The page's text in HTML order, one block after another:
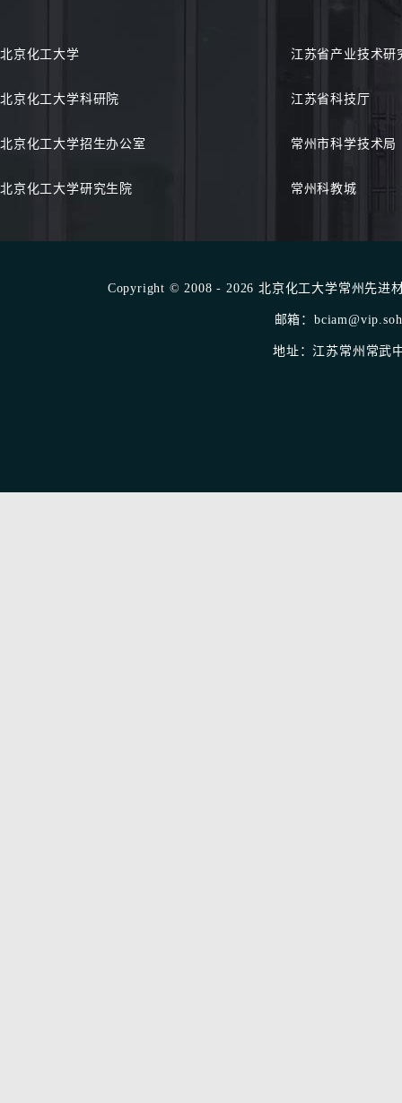
北京化工大学 江苏省产业技术研
北京化工大学科研院 江苏省科技厅
北京化工大学招生办公室 常州市科学技术局
北京化工大学研究生院 常州科教城
Copyright © 2008 - 2026 北京化工大学常州先进
邮箱：
地址：江苏常州常武